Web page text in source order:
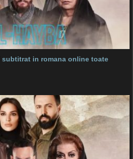
subtitrat in romana online toate